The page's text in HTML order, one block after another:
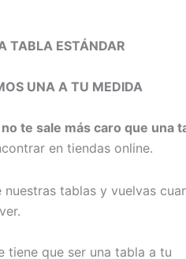
TABLA ESTÁNDAR
UNA A TU MEDIDA
te sale más caro que una
en tiendas online.
tablas y vuelvas
tiene que ser una tabla a tu